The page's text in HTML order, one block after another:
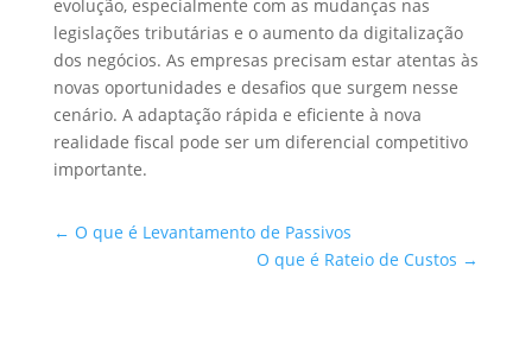
evolução, especialmente com as mudanças nas
legislações tributárias e o aumento da digitalização
dos negócios. As empresas precisam estar atentas às
novas oportunidades e desafios que surgem nesse
cenário. A adaptação rápida e eficiente à nova
realidade fiscal pode ser um diferencial competitivo
importante.
← O que é Levantamento de Passivos
O que é Rateio de Custos →